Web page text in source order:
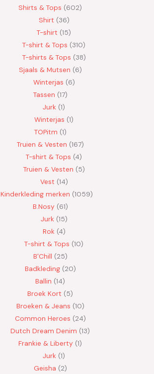
Shirts & Tops 602
Shirt 36
T-shirt 15
T-shirt & Tops 310
T-shirts & Tops 38
Sjaals & Mutsen 6
Winterjas 6
Tassen 17
Jurk 1
Winterjas 1
TOPitm 1
Truien & Vesten 167
T-shirt & Tops 4
Truien & Vesten 5
Vest 14
Kinderkleding merken 1059
B.Nosy 61
Jurk 15
Rok 4
T-shirt & Tops 10
B'Chill 25
Badkleding 20
Ballin 14
Broek Kort 5
Broeken & Jeans 10
Common Heroes 24
Dutch Dream Denim 13
Frankie & Liberty 1
Jurk 1
Geisha 2